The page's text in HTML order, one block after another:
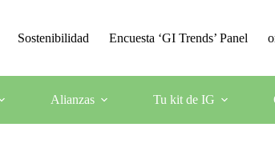
Sostenibilidad Encuesta ‘GI Trends’ Panel
Alianzas Tu kit de IG